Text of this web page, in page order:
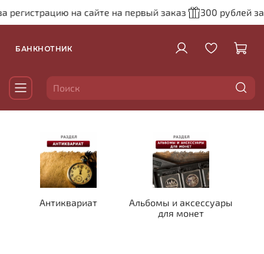
регистрацию на сайте на первый заказ 300 рублей за
БАНКНОТНИК
Антиквариат
Альбомы и аксессуары
для монет